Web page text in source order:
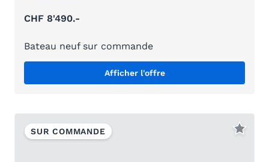
CHF 8'490.-
Bateau neuf sur commande
Afficher l'offre
SUR COMMANDE